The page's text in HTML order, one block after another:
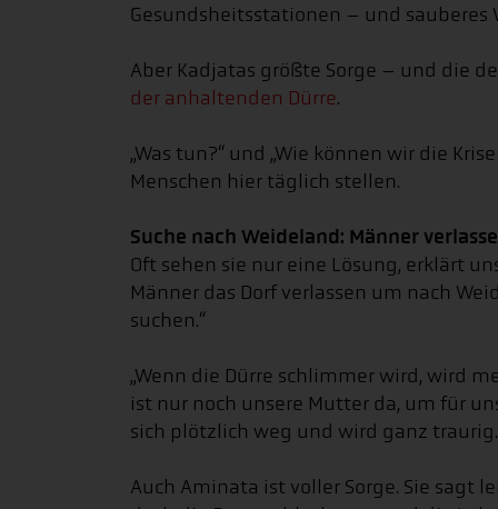
Gesundsheitsstationen – und sauberes
Aber Kadjatas größte Sorge – und die
der anhaltenden Dürre.
„Was tun?“ und „Wie können wir die
Menschen hier täglich stellen.
Suche nach Weideland: Männer
Oft sehen sie nur eine Lösung, erklärt
Männer das Dorf verlassen um nach
suchen.“
„Wenn die Dürre schlimmer wird, wird
ist nur noch unsere Mutter da, um für
sich plötzlich weg und wird ganz traurig.
Auch Aminata ist voller Sorge. Sie sagt